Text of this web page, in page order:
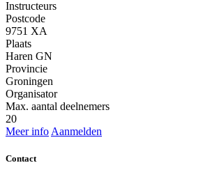
Instructeurs
Postcode
9751 XA
Plaats
Haren GN
Provincie
Groningen
Organisator
Max. aantal deelnemers
20
Meer info Aanmelden
Contact